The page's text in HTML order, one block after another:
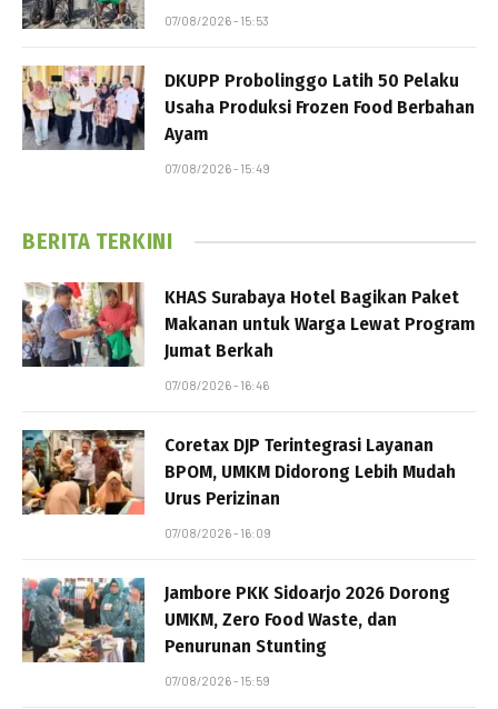
07/08/2026 - 15:53
DKUPP Probolinggo Latih 50 Pelaku
Usaha Produksi Frozen Food Berbahan
Ayam
07/08/2026 - 15:49
BERITA TERKINI
KHAS Surabaya Hotel Bagikan Paket
Makanan untuk Warga Lewat Program
Jumat Berkah
07/08/2026 - 16:46
Coretax DJP Terintegrasi Layanan
BPOM, UMKM Didorong Lebih Mudah
Urus Perizinan
07/08/2026 - 16:09
Jambore PKK Sidoarjo 2026 Dorong
UMKM, Zero Food Waste, dan
Penurunan Stunting
07/08/2026 - 15:59